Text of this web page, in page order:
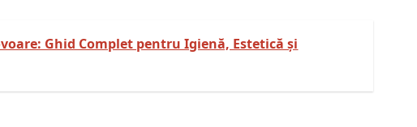
Ghid Complet pentru Igienă, Estetică și